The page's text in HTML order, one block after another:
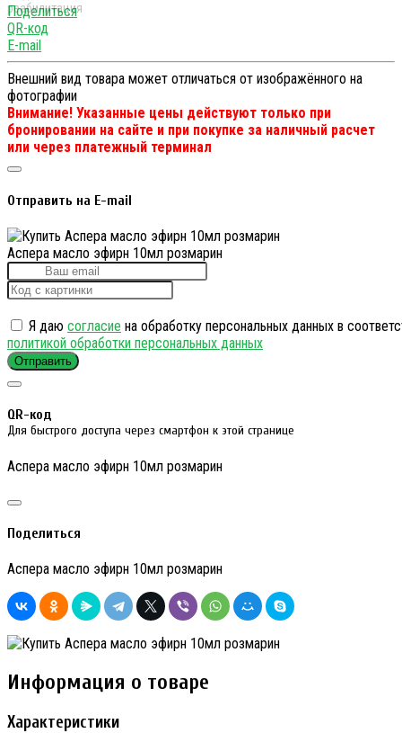
Поделиться
QR-код
E-mail
Внешний вид товара может отличаться от изображённого на
фотографии
Внимание! Указанные цены действуют только при
бронировании на сайте и при покупке за наличный расчет
или через платежный терминал
Отправить на E-mail
Аспера масло эфирн 10мл розмарин
Я даю согласие на обработку персональных данных в
политикой обработки персональных данных
Отправить
QR-код
Для быстрого доступа через смартфон к этой странице
Аспера масло эфирн 10мл розмарин
Поделиться
Аспера масло эфирн 10мл розмарин
Информация о товаре
Характеристики